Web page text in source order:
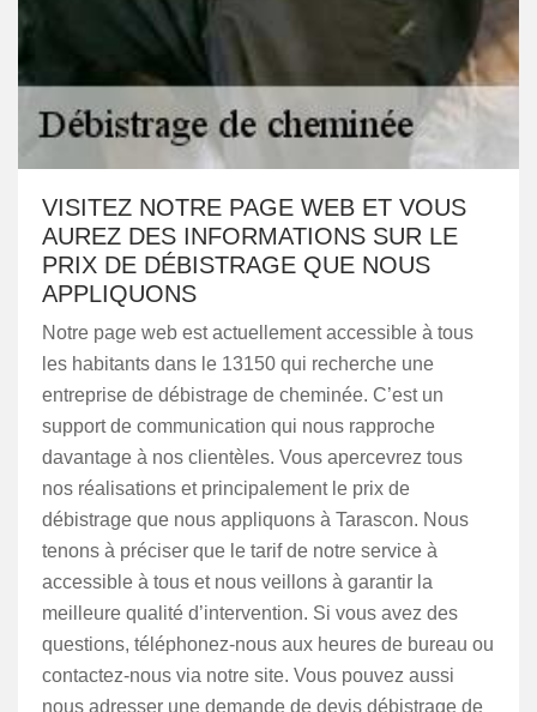
VISITEZ NOTRE PAGE WEB ET VOUS
AUREZ DES INFORMATIONS SUR LE
PRIX DE DÉBISTRAGE QUE NOUS
APPLIQUONS
Notre page web est actuellement accessible à tous
les habitants dans le 13150 qui recherche une
entreprise de débistrage de cheminée. C’est un
support de communication qui nous rapproche
davantage à nos clientèles. Vous apercevrez tous
nos réalisations et principalement le prix de
débistrage que nous appliquons à Tarascon. Nous
tenons à préciser que le tarif de notre service à
accessible à tous et nous veillons à garantir la
meilleure qualité d’intervention. Si vous avez des
questions, téléphonez-nous aux heures de bureau ou
contactez-nous via notre site. Vous pouvez aussi
nous adresser une demande de devis débistrage de